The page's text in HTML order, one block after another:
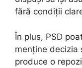
fără condiții
În plus, PSD
menține decizia
produce o